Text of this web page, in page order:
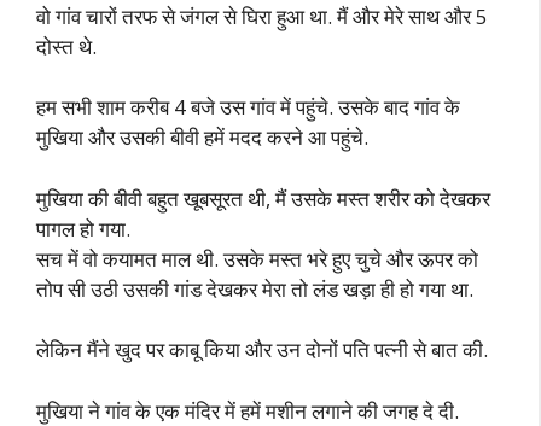
वो गांव चारों तरफ से जंगल से घिरा हुआ था. मैं और मेरे साथ और 5
दोस्त थे.
हम सभी शाम करीब 4 बजे उस गांव में पहुंचे. उसके बाद गांव के
मुखिया और उसकी बीवी हमें मदद करने आ पहुंचे.
मुखिया की बीवी बहुत खूबसूरत थी, मैं उसके मस्त शरीर को देखकर
पागल हो गया.
सच में वो कयामत माल थी. उसके मस्त भरे हुए चुचे और ऊपर को
तोप सी उठी उसकी गांड देखकर मेरा तो लंड खड़ा ही हो गया था.
लेकिन मैंने खुद पर काबू किया और उन दोनों पति पत्नी से बात की.
मुखिया ने गांव के एक मंदिर में हमें मशीन लगाने की जगह दे दी.